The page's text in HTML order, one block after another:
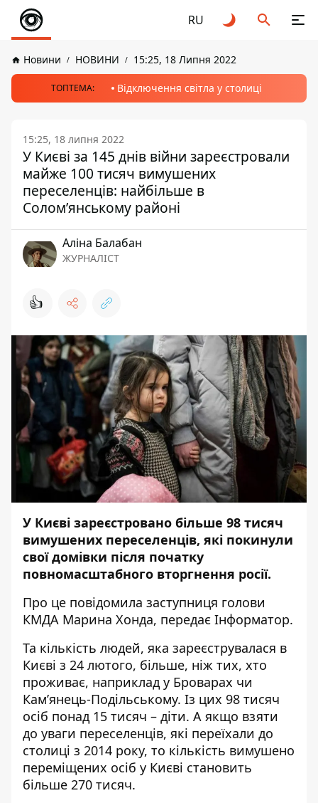
RU
Новини НОВИНИ 15:25, 18 Липня 2022
ТОПТЕМА: Відключення світла у столиці
15:25, 18 липня 2022
У Києві за 145 днів війни зареєстровали
майже 100 тисяч вимушених
переселенців: найбільше в
Солом’янському районі
Аліна Балабан
ЖУРНАЛІСТ
👍
У Києві зареєстровано більше 98 тисяч
вимушених переселенців, які покинули
свої домівки після початку
повномасштабного вторгнення росії.
Про це повідомила заступниця голови
КМДА Марина Хонда, передає Інформатор.
Та кількість людей, яка зареєструвалася в
Києві з 24 лютого, більше, ніж тих, хто
проживає, наприклад у Броварах чи
Кам’янець-Подільському. Із цих 98 тисяч
осіб понад 15 тисяч – діти. А якщо взяти
до уваги переселенців, які переїхали до
столиці з 2014 року, то кількість вимушено
переміщених осіб у Києві становить
більше 270 тисяч.